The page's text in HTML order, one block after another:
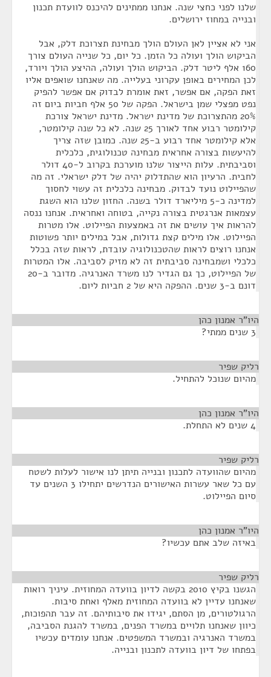
שלנו לפני כחצי שנה. אנחנו ממתינים להיכנס לוועדת תכנון
ובנייה במחוז ירושלים.
אני לא אציין לאן העולם הולך מבחינת תצרוכת דלק, אבל
הביקוש הולך ועולה כל הזמן. כל יום, כל שנייה העולם צורך
160 אלף ליטר דלק. הביקוש הולך ועולה, ההיצע הולך ויורד,
לכן המחירים באופן עקרוני בעלייה. מה שאנחנו שואפים אליו
זאת הפקה, אם אפשר, זאת אומרת לבדוק אם אפשר להפיק
נפט מפצלי שמן בישראל. הפקה של 50 אלף חביות ביום זה
20% מהתצרוכת של מדינת ישראל. מדינת ישראל צורכת
קילומטר רבוע אחד לאורך 25 שנה. לא כל שנה קילומטר,
אלא קילומטר אחד רבוע ב-25 שנה. כמובן שזה צריך
להיעשות בצורה אחראית מבחינה טכנולוגית, כלכלית
וסביבתית. עלות הייצור שלנו מוערכת בקרוב ל-40 דולר
לחבית. הרעיון הוא שהתדלוק יהיה של דלק ישראלי. זה מה
שהפיילוט נועד לבדוק. מבחינה כלכלית זה עשוי לחסוך
למדינה כ-5 מיליארד דולר בשנה. החזון שלנו הוא השגת
עצמאות אנרגטית בצורה נקייה, בטוחה ואחראית. אנחנו ננסה
להראות איך עושים את זה באמצעות הפיילוט. אלו מטרות
הפיילוט. אלו מילים קצת גדולות, אבל במילים יותר פשוטות
אנחנו רוצים לראות שהטכנולוגיה עובדת, לראות שזה בכלל
כלכלי ושמבחינה סביבתית זה לא מזיק לסביבה. אלו המטרות
של הפיילוט, כך גם הגדיר לנו משרד האנרגיה. מדובר ב-20
דונם ב-3 שנים. ההפקה היא של 2 חביות ליום.
היו"ר אמנון כהן
3 שנים ממתי?
רליק שפיר
מהיום שנוכל להתחיל.
היו"ר אמנון כהן
4 שנים לא התחלת.
רליק שפיר
מהיום שהוועדה לתכנון ובנייה תיתן לנו אישור לעלות לשטח
עם כל שאר עשרות האישורים הנדרשים יתחילו 3 השנים עד
סיום הפיילוט.
היו"ר אמנון כהן
באיזה שלב אתם עכשיו?
רליק שפיר
הגשנו בקיץ 2010 בקשה לדיון בוועדה המחוזית. עיניך רואות
שאנחנו עדיין לא בוועדה המחוזית מאלף ואחת סיבות.
הרגולטורים, מן הסתם, יגידו את סיבותיהם. זה עבר תהפוכות,
כיוון שאנחנו תלויים במשרד הפנים, במשרד להגנת הסביבה,
במשרד האנרגיה ובמשרד המשפטים. אנחנו עומדים עכשיו
בפתחו של דיון בוועדה לתכנון ובנייה.